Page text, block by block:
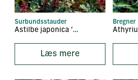
Surbundsstauder
Astilbe japonica ‘Montgomery’
Læs mere
Bregner